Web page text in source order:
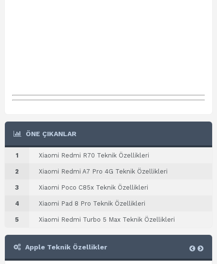
ÖNE ÇIKANLAR
1 Xiaomi Redmi R70 Teknik Özellikleri
2 Xiaomi Redmi A7 Pro 4G Teknik Özellikleri
3 Xiaomi Poco C85x Teknik Özellikleri
4 Xiaomi Pad 8 Pro Teknik Özellikleri
5 Xiaomi Redmi Turbo 5 Max Teknik Özellikleri
Apple Teknik Özellikler